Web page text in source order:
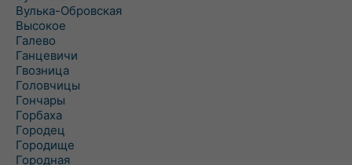
Вулька-Обровская
Высокое
Галево
Ганцевичи
Гвозница
Головчицы
Гончары
Горбаха
Городец
Городище
Городная